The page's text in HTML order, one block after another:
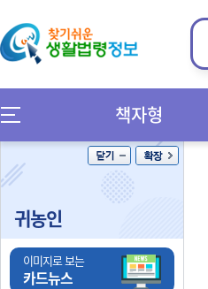
책자형
귀농인
이미지로 보는
카드뉴스